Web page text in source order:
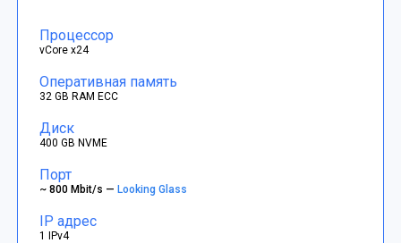
Процессор
vCore x24
Оперативная память
32 GB RAM ECC
Диск
400 GB NVME
Порт
~ 800 Mbit/s —Looking Glass
IP адрес
1 IPv4